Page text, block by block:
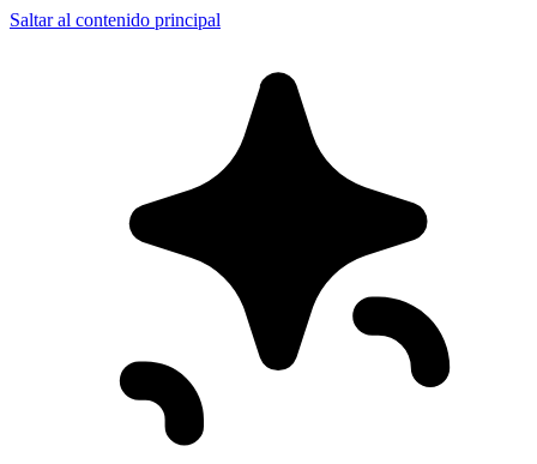
Saltar al contenido principal